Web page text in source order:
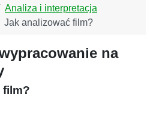
Analiza i interpretacja
Jak analizować film?
na
film?